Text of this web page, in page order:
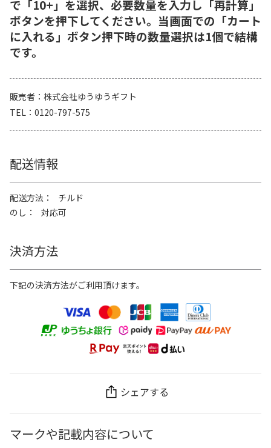
で「10+」を選択、必要数量を入力し「再計算」
ボタンを押下してください。当画面での「カート
に入れる」ボタン押下時の数量選択は1個で結構
です。
販売者
株式会社ゆうゆうギフト
TEL
0120-797-575
配送情報
配送方法
チルド
のし
対応可
決済方法
下記の決済方法がご利用頂けます。
シェアする
マークや記載内容について